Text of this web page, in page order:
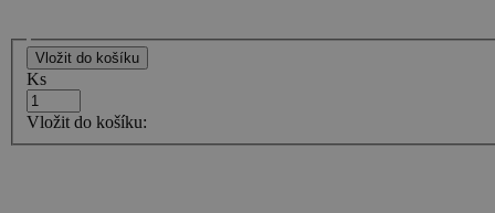
Ks
Vložit do košíku: